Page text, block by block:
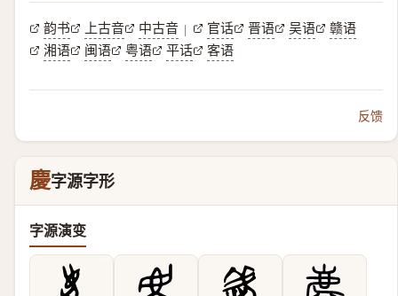
韵书 上古音 中古音 | 官话 晋语 吴语
赣语
湘语
闽语 粤语 平话 客语
反馈
慶字源字形
字源演变